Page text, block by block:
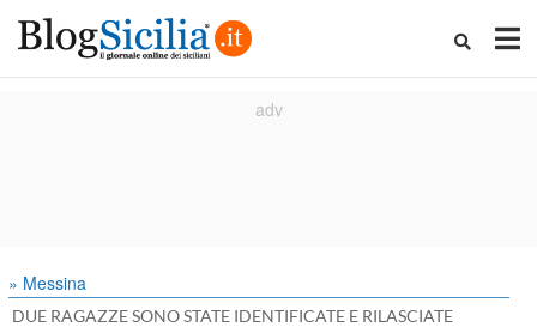
» Messina
DUE RAGAZZE SONO STATE IDENTIFICATE E RILASCIATE